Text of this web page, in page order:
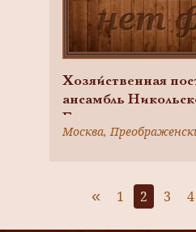
Хозяйственная
ансамбль
Единоверческого
XVIII-XIX вв.
« 1 2 3 4